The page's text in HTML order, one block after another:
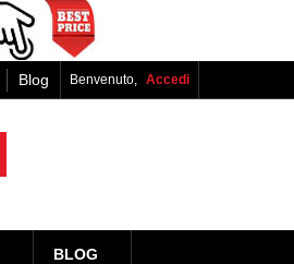
Blog Benvenuto, Accedi
BLOG